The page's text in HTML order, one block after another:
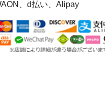
、d払い、Alipay